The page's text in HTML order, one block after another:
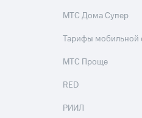
МТС Дома Супер
Тарифы мобильной
МТС Проще
RED
РИИЛ